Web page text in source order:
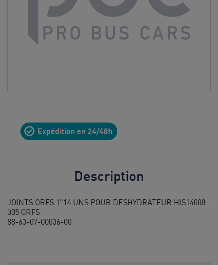
produit ?
Contactez
notre
10Expédition en 24/48h
Description
JOINTS ORFS 1"14 UNS POUR DESHYDRATEUR HIS14008 -
305 ORFS
88-63-07-00036-00